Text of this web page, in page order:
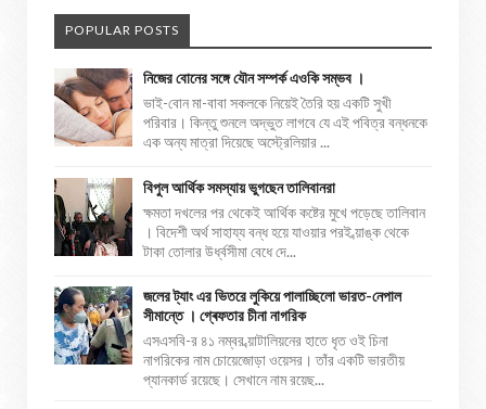
POPULAR POSTS
নিজের বোনের সঙ্গে যৌন সম্পর্ক এওকি সম্ভব ।
ভাই-বোন মা-বাবা সকলকে নিয়েই তৈরি হয় একটি সুখী
পরিবার। কিন্তু শুনলে অদ্ভুত লাগবে যে এই পবিত্র বন্ধনকে
এক অন্য মাত্রা দিয়েছে অস্ট্রেলিয়ার ...
বিপুল আর্থিক সমস্যায় ভুগছেন তালিবানরা
ক্ষমতা দখলের পর থেকেই আর্থিক কষ্টের মুখে পড়েছে তালিবান
। বিদেশী অর্থ সাহায্য বন্ধ হয়ে যাওয়ার পরই ব্য়াঙ্ক থেকে
টাকা তোলার উর্ধ্বসীমা বেধে দে...
জলের ট্যাং এর ভিতরে লুকিয়ে পালাচ্ছিলো ভারত-নেপাল
সীমান্তে । গ্ৰেফতার চীনা নাগরিক
এসএসবি-র ৪১ নম্বর ব্য়াটালিয়নের হাতে ধৃত ওই চিনা
নাগরিকের নাম চোয়েজোড়া ওয়েসর। তাঁর একটি ভারতীয়
প্যানকার্ড রয়েছে। সেখানে নাম রয়েছ...